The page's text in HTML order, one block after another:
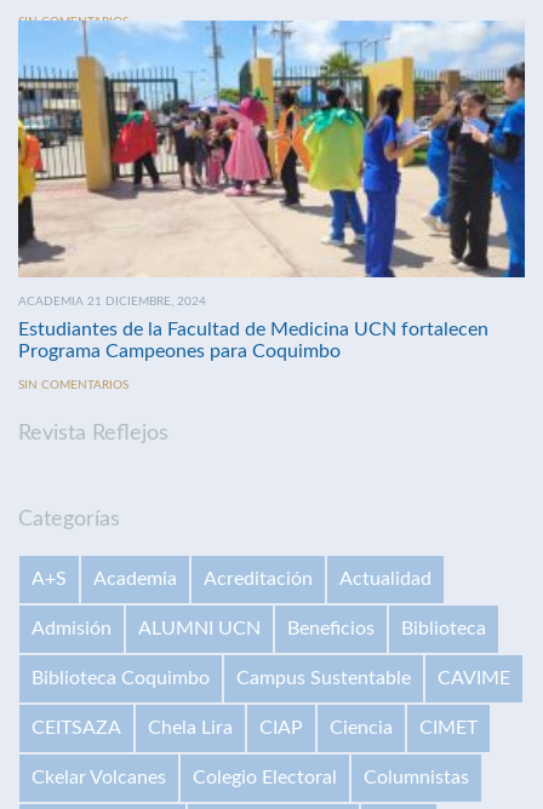
SIN COMENTARIOS
ACADEMIA 21 DICIEMBRE, 2024
Estudiantes de la Facultad de Medicina UCN fortalecen
Programa Campeones para Coquimbo
SIN COMENTARIOS
Revista Reflejos
Categorías
A+S Academia Acreditación Actualidad
Admisión ALUMNI UCN Beneficios Biblioteca
Biblioteca Coquimbo Campus Sustentable CAVIME
CEITSAZA Chela Lira CIAP Ciencia CIMET
Ckelar Volcanes Colegio Electoral Columnistas